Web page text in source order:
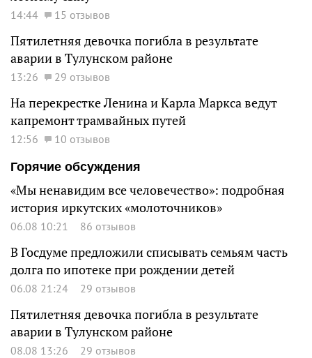
14:44 15 отзывов
Пятилетняя девочка погибла в результате
аварии в Тулунском районе
13:26 29 отзывов
На перекрестке Ленина и Карла Маркса ведут
капремонт трамвайных путей
12:56
10 отзывов
Горячие обсуждения
«Мы ненавидим все человечество»: подробная
история иркутских «молоточников»
06.08 10:21 86 отзывов
В Госдуме предложили списывать семьям часть
долга по ипотеке при рождении детей
06.08 21:24 29 отзывов
Пятилетняя девочка погибла в результате
аварии в Тулунском районе
08.08 13:26 29 отзывов